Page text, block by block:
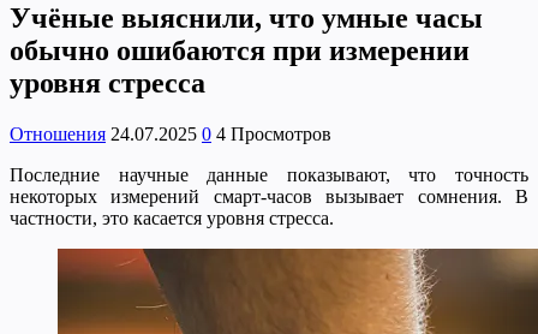
Учёные выяснили, что умные часы
обычно ошибаются при измерении
уровня стресса
Отношения 24.07.2025 0 4 Просмотров
Последние научные данные показывают, что точность
некоторых измерений смарт-часов вызывает сомнения. В
частности, это касается уровня стресса.